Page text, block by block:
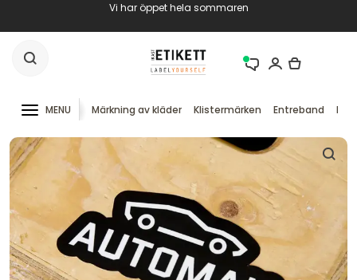
Vi har öppet hela sommaren
MENU Märkning av kläder Klistermärken Entreband RFID